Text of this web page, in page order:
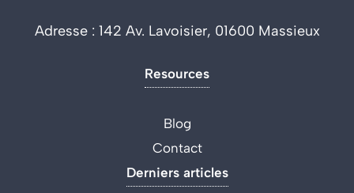
Adresse : 142 Av. Lavoisier, 01600 Massieux
Resources
Blog
Contact
Derniers articles